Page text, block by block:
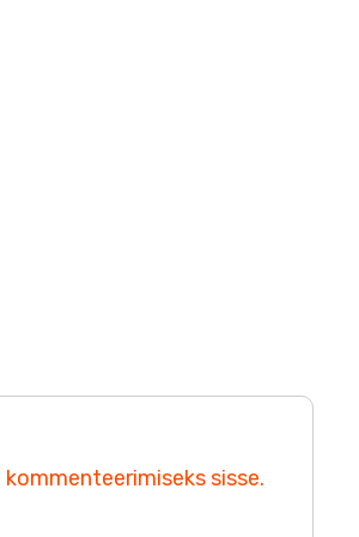
kommenteerimiseks sisse.